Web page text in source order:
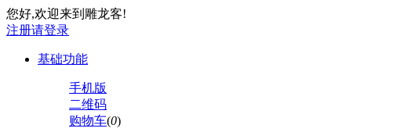
您好,欢迎来到雕龙客!
注册请登录
基础功能
手机版
二维码
购物车(0)